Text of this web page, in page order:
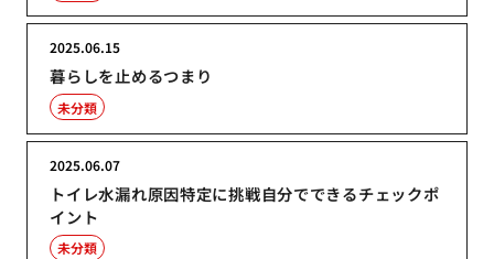
暮らしを止めるつまり
2025.06.15
未分類
トイレ水漏れ原因特定に挑戦自分でできるチェックポ
イント
2025.06.07
未分類